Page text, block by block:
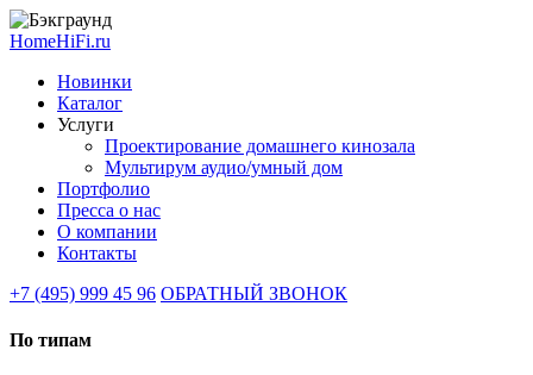
HomeHiFi.ru
Новинки
Каталог
Услуги
Проектирование домашнего кинозала
Мультирум аудио/умный дом
Портфолио
Пресса о нас
О компании
Контакты
+7 (495) 999 45 96 ОБРАТНЫЙ ЗВОНОК
По типам